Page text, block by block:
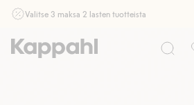
Valitse 3 maksa 2 lasten tuotteista
myymälässä ja verkossa. Ei voi yhdistää muihin